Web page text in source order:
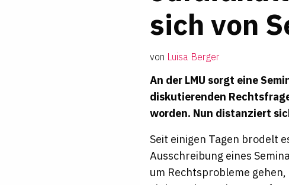
sich von
von Luisa Berger
An der LMU sorgt eine
diskutierenden
worden. Nun distanziert
Seit einigen Tagen brodelt
Ausschreibung eines
um Rechtsprobleme